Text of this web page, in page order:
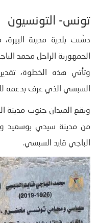
تونس- التونسيون
دشّنت بلدية مدينة
الجمهورية الراحل محمد
وتأتي هذه الخطوة،
السبسي الذي عرف بدعمه
ويقع الميدان جنوب مدينة
من مدينة سيدي بوسعيد
الباجي قايد السبسي.